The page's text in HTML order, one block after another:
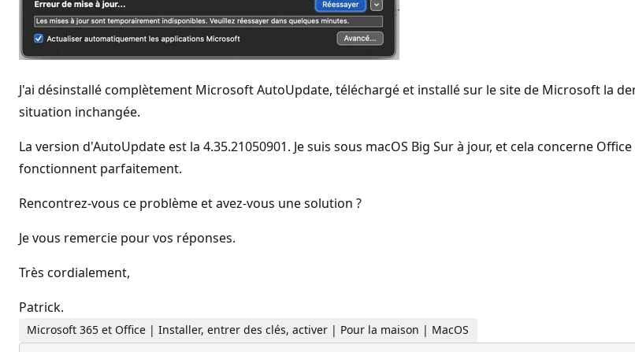
J'ai désinstallé complètement Microsoft AutoUpdate, téléchargé et installé sur le site de Microsoft la
situation inchangée.
La version d'AutoUpdate est la 4.35.21050901. Je suis sous macOS Big Sur à jour, et cela concerne
fonctionnent parfaitement.
Rencontrez-vous ce problème et avez-vous une solution ?
Je vous remercie pour vos réponses.
Très cordialement,
Patrick.
Microsoft 365 et Office | Installer, entrer des clés, activer | Pour la maison | MacOS